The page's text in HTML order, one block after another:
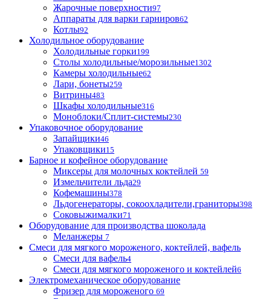
Жарочные поверхности97
Аппараты для варки гарниров62
Котлы92
Холодильное оборудование
Холодильные горки199
Столы холодильные/морозильные1302
Камеры холодильные62
Лари, бонеты259
Витрины483
Шкафы холодильные316
Моноблоки/Сплит-системы230
Упаковочное оборудование
Запайщики46
Упаковщики15
Барное и кофейное оборудование
Миксеры для молочных коктейлей 59
Измельчители льда29
Кофемашины378
Льдогенераторы, сокоохладители,граниторы398
Соковыжималки71
Оборудование для производства шоколада
Меланжеры 7
Смеси для мягкого мороженого, коктейлей, вафель
Смеси для вафель4
Смеси для мягкого мороженого и коктейлей6
Электромеханическое оборудование
Фризер для мороженого 69